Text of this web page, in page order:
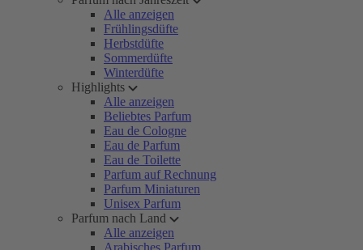
Alle anzeigen
Frühlingsdüfte
Herbstdüfte
Sommerdüfte
Winterdüfte
Highlights
Alle anzeigen
Beliebtes Parfum
Eau de Cologne
Eau de Parfum
Eau de Toilette
Parfum auf Rechnung
Parfum Miniaturen
Unisex Parfum
Parfum nach Land
Alle anzeigen
Arabisches Parfum